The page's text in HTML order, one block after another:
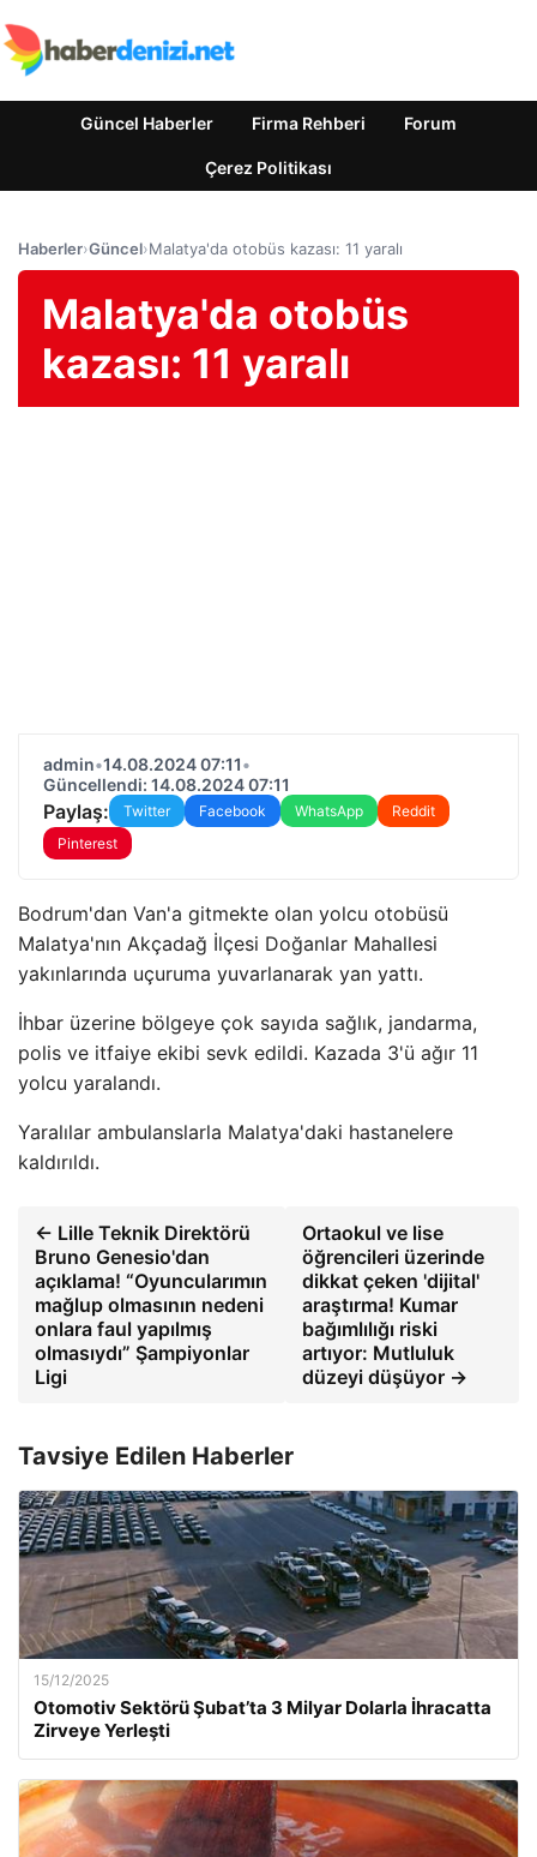
Güncel Haberler Firma Rehberi Forum
Çerez Politikası
Haberler›Güncel›Malatya'da otobüs kazası: 11 yaralı
Malatya'da otobüs
kazası: 11 yaralı
admin•14.08.2024 07:11•
Güncellendi: 14.08.2024 07:11
Paylaş: Twitter Facebook WhatsApp
Reddit
Pinterest
Bodrum'dan Van'a gitmekte olan yolcu otobüsü
Malatya'nın Akçadağ İlçesi Doğanlar Mahallesi
yakınlarında uçuruma yuvarlanarak yan yattı.
İhbar üzerine bölgeye çok sayıda sağlık, jandarma,
polis ve itfaiye ekibi sevk edildi. Kazada 3'ü ağır 11
yolcu yaralandı.
Yaralılar ambulanslarla Malatya'daki hastanelere
kaldırıldı.
← Lille Teknik Direktörü
Bruno Genesio'dan
açıklama! “Oyuncularımın
mağlup olmasının nedeni
onlara faul yapılmış
olmasıydı” Şampiyonlar
Ligi
Ortaokul ve lise
öğrencileri üzerinde
dikkat çeken 'dijital'
araştırma! Kumar
bağımlılığı riski
artıyor: Mutluluk
düzeyi düşüyor →
Tavsiye Edilen Haberler
15/12/2025
Otomotiv Sektörü Şubat’ta 3 Milyar Dolarla İhracatta
Zirveye Yerleşti